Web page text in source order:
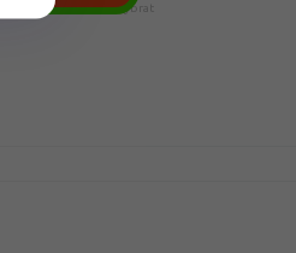
doporučujeme vybrat